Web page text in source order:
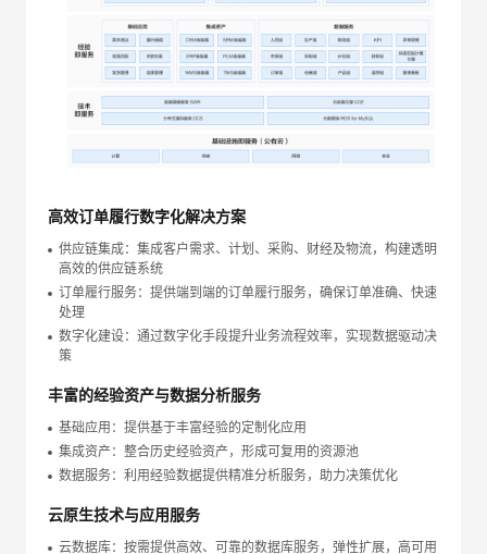
高效订单履行数字化解决方案
供应链集成：集成客户需求、计划、采购、财经及物流，构建透明
高效的供应链系统
订单履行服务：提供端到端的订单履行服务，确保订单准确、快速
处理
数字化建设：通过数字化手段提升业务流程效率，实现数据驱动决
策
丰富的经验资产与数据分析服务
基础应用：提供基于丰富经验的定制化应用
集成资产：整合历史经验资产，形成可复用的资源池
数据服务：利用经验数据提供精准分析服务，助力决策优化
云原生技术与应用服务
云数据库：按需提供高效、可靠的数据库服务，弹性扩展，高可用